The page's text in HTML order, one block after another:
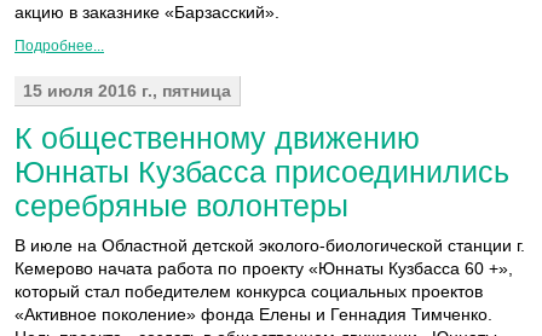
акцию в заказнике «Барзасский».
Подробнее...
15 июля 2016 г., пятница
К общественному движению
Юннаты Кузбасса присоединились
серебряные волонтеры
В июле на Областной детской эколого-биологической станции г.
Кемерово начата работа по проекту «Юннаты Кузбасса 60 +»,
который стал победителем конкурса социальных проектов
«Активное поколение» фонда Елены и Геннадия Тимченко.